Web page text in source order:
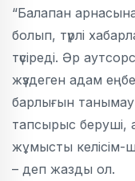
“Балапан
болып, түрлі
түсіреді. Әр
жүздеген адам
барлығын
тапсырыс беруші,
жұмысты келісім-
– деп жазды ол.